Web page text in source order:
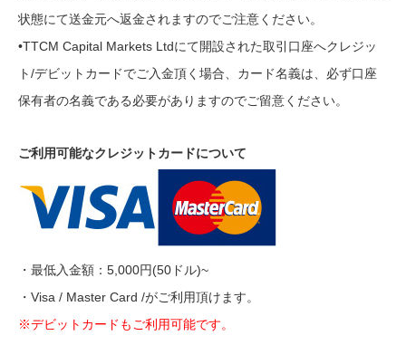
状態にて送金元へ返金されますのでご注意ください。
•TTCM Capital Markets Ltdにて開設された取引口座へクレジッ
ト/デビットカードでご入金頂く場合、カード名義は、必ず口座
保有者の名義である必要がありますのでご留意ください。
ご利用可能なクレジットカードについて
・最低入金額：5,000円(50ドル)~
・Visa / Master Card /がご利用頂けます。
※デビットカードもご利用可能です。